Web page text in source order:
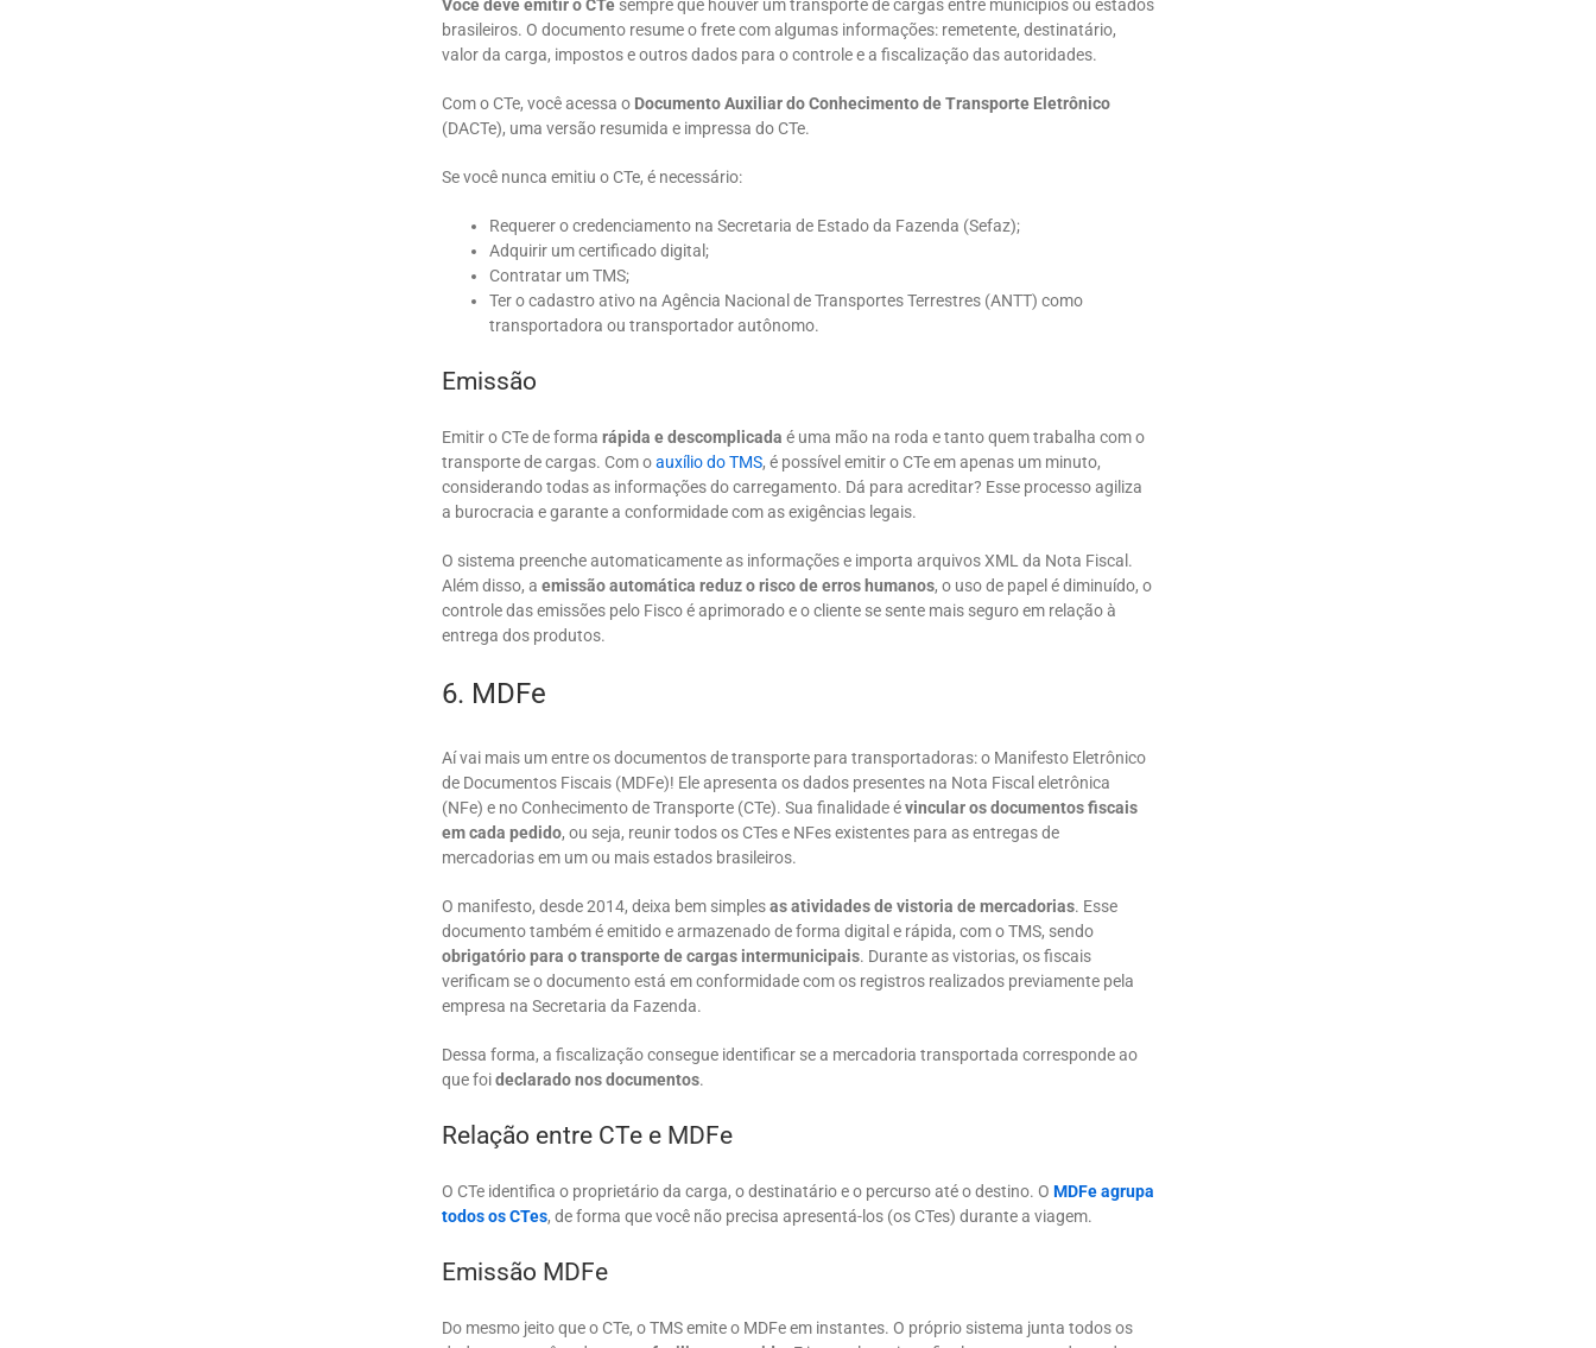
Você deve emitir o CTe sempre que houver um transporte de cargas entre municípios ou estados
brasileiros. O documento resume o frete com algumas informações: remetente, destinatário,
valor da carga, impostos e outros dados para o controle e a fiscalização das autoridades.
Com o CTe, você acessa o Documento Auxiliar do Conhecimento de Transporte Eletrônico
(DACTe), uma versão resumida e impressa do CTe.
Se você nunca emitiu o CTe, é necessário:
Requerer o credenciamento na Secretaria de Estado da Fazenda (Sefaz);
Adquirir um certificado digital;
Contratar um TMS;
Ter o cadastro ativo na Agência Nacional de Transportes Terrestres (ANTT) como
transportadora ou transportador autônomo.
Emissão
Emitir o CTe de forma rápida e descomplicada é uma mão na roda e tanto quem trabalha com o
transporte de cargas. Com oauxílio do TMS, é possível emitir o CTe em apenas um minuto,
considerando todas as informações do carregamento. Dá para acreditar? Esse processo agiliza
a burocracia e garante a conformidade com as exigências legais.
O sistema preenche automaticamente as informações e importa arquivos XML da Nota Fiscal.
Além disso, a emissão automática reduz o risco de erros humanos, o uso de papel é diminuído, o
controle das emissões pelo Fisco é aprimorado e o cliente se sente mais seguro em relação à
entrega dos produtos.
6. MDFe
Aí vai mais um entre os documentos de transporte para transportadoras: o Manifesto Eletrônico
de Documentos Fiscais (MDFe)! Ele apresenta os dados presentes na Nota Fiscal eletrônica
(NFe) e no Conhecimento de Transporte (CTe). Sua finalidade évincular os documentos fiscais
em cada pedido, ou seja, reunir todos os CTes e NFes existentes para as entregas de
mercadorias em um ou mais estados brasileiros.
O manifesto, desde 2014, deixa bem simplesas atividades de vistoria de mercadorias. Esse
documento também é emitido e armazenado de forma digital e rápida, com o TMS, sendo
obrigatório para o transporte de cargas intermunicipais. Durante as vistorias, os fiscais
verificam se o documento está em conformidade com os registros realizados previamente pela
empresa na Secretaria da Fazenda.
Dessa forma, a fiscalização consegue identificar se a mercadoria transportada corresponde ao
que foideclarado nos documentos.
Relação entre CTe e MDFe
O CTe identifica o proprietário da carga, o destinatário e o percurso até o destino. O MDFe agrupa
todos os CTes, de forma que você não precisa apresentá-los (os CTes) durante a viagem.
Emissão MDFe
Do mesmo jeito que o CTe, o TMS emite o MDFe em instantes. O próprio sistema junta todos os